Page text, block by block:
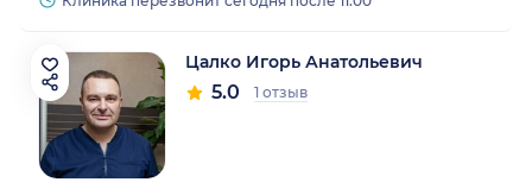
Цалко Игорь Анатольевич
5.0 1 отзыв